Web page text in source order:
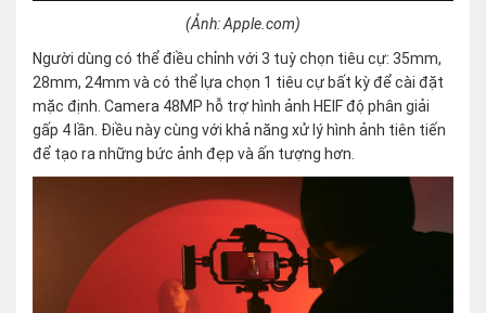
(Ảnh: Apple.com)
Người dùng có thể điều chỉnh với 3 tuỳ chọn tiêu cự: 35mm,
28mm, 24mm và có thể lựa chọn 1 tiêu cự bất kỳ để cài đặt
mặc định. Camera 48MP hỗ trợ hình ảnh HEIF độ phân giải
gấp 4 lần. Điều này cùng với khả năng xử lý hình ảnh tiên tiến
để tạo ra những bức ảnh đẹp và ấn tượng hơn.